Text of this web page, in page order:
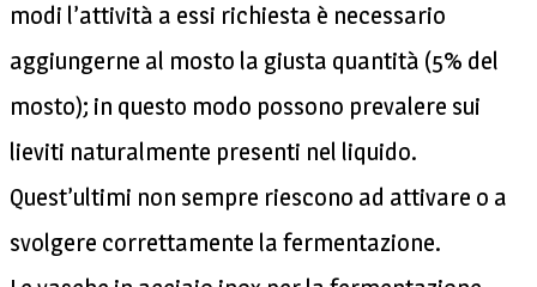
modi l’attività a essi richiesta è necessario
aggiungerne al mosto la giusta quantità (5% del
mosto); in questo modo possono prevalere sui
lieviti naturalmente presenti nel liquido.
Quest’ultimi non sempre riescono ad attivare o a
svolgere correttamente la fermentazione.